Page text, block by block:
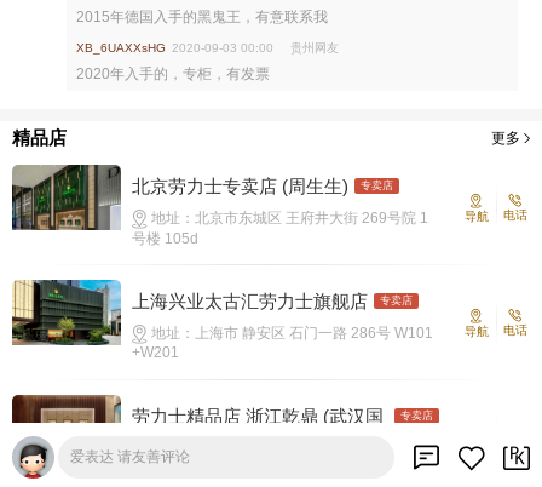
2015年德国入手的黑鬼王，有意联系我
XB_6UAXXsHG 2020-09-03 00:00 贵州网友
2020年入手的，专柜，有发票
精品店 更多
北京劳力士专卖店 (周生生)‬ 专卖店
地址：北京市东城区 王府井大街 269号院 1
号楼 105d
导航 电话
上海兴业太古汇劳力士旗舰店 专卖店
地址：上海市 静安区 石门一路 286号 W101
+W201
导航 电话
劳力士精品店 浙江乾鼎 (武汉国
专卖店
地址：湖北省 武汉市江汉区解放大道690号A
座1F
导航 电话
爱表达 请友善评论